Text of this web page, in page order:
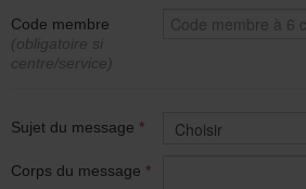
Code membre
(obligatoire si
centre/service)
Sujet du message *
Corps du message *